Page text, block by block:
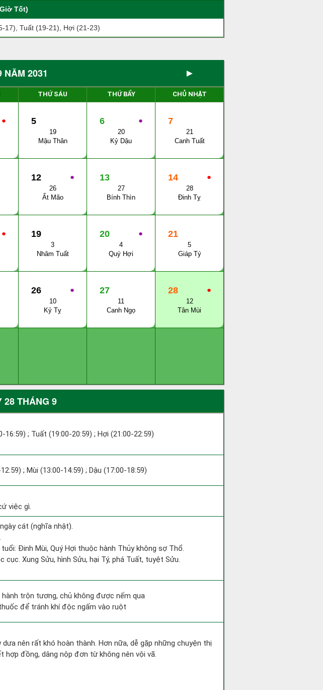
Tốt)
17), Tuất (19-21), Hợi (21-23)
NĂM 2031 ►
THỨ SÁU THỨ BẨY CHỦ NHẬT
● 5
19
Mậu Thân
●
6
20
Kỷ Dậu
7
21
Canh Tuất
●
12
26
Ất Mão
13
27
Bính Thìn
●
14
28
Đinh Tỵ
● 19
3
Nhâm Tuất
●
20
4
Quý Hợi
21
5
Giáp Tý
●
26
10
Kỷ Tỵ
27
11
Canh Ngọ
●
28
12
Tân Mùi
28 THÁNG 9
16:59) ; Tuất (19:00-20:59) ; Hợi (21:00-22:59)
; Mùi (13:00-14:59) ; Dậu (17:00-18:59)
việc gì.
cát (nghĩa nhật).
Đinh Mùi, Quý Hợi thuộc hành Thủy không sợ Thổ.
Xung Sửu, hình Sửu, hại Tý, phá Tuất, tuyệt Sửu.
trộn tương, chủ không được nếm qua
để tránh khí độc ngấm vào ruột
nên rất khó hoàn thành. Hơn nữa, dễ gặp những chuyện thị
hợp đồng, dâng nộp đơn từ không nên vội vã.